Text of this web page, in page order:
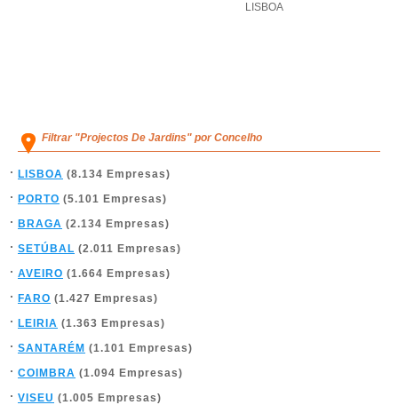
LISBOA
Filtrar "Projectos De Jardins" por Concelho
LISBOA (8.134 Empresas)
PORTO (5.101 Empresas)
BRAGA (2.134 Empresas)
SETÚBAL (2.011 Empresas)
AVEIRO (1.664 Empresas)
FARO (1.427 Empresas)
LEIRIA (1.363 Empresas)
SANTARÉM (1.101 Empresas)
COIMBRA (1.094 Empresas)
VISEU (1.005 Empresas)